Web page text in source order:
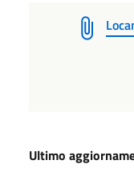
Ultimo